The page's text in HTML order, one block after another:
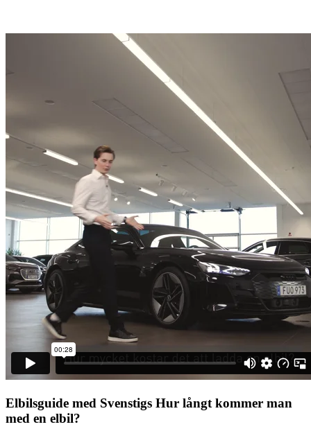
Elbilsguide med Svenstigs Hur långt kommer man
med en elbil?